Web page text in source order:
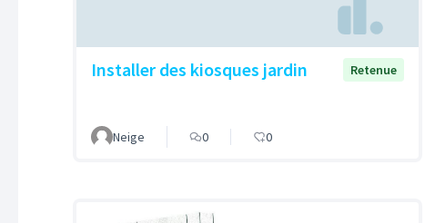
Installer des kiosques jardin Retenue
Neige 0 0